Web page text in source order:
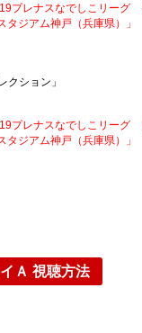
レナスなでしこリーグ
ジアム神戸（兵庫県）」
ション」
レナスなでしこリーグ
ジアム神戸（兵庫県）」
Ａ 視聴方法